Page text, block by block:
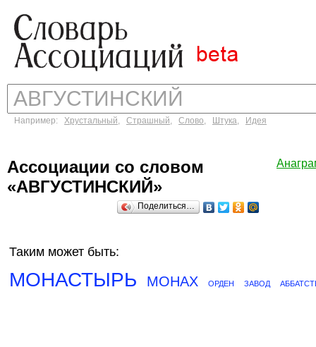
Например: Хрустальный, Страшный, Слово, Штука, Идея
Ассоциации со словом
«АВГУСТИНСКИЙ»
Поделиться…
Таким может быть:
МОНАСТЫРЬ МОНАХ ОРДЕН ЗАВОД